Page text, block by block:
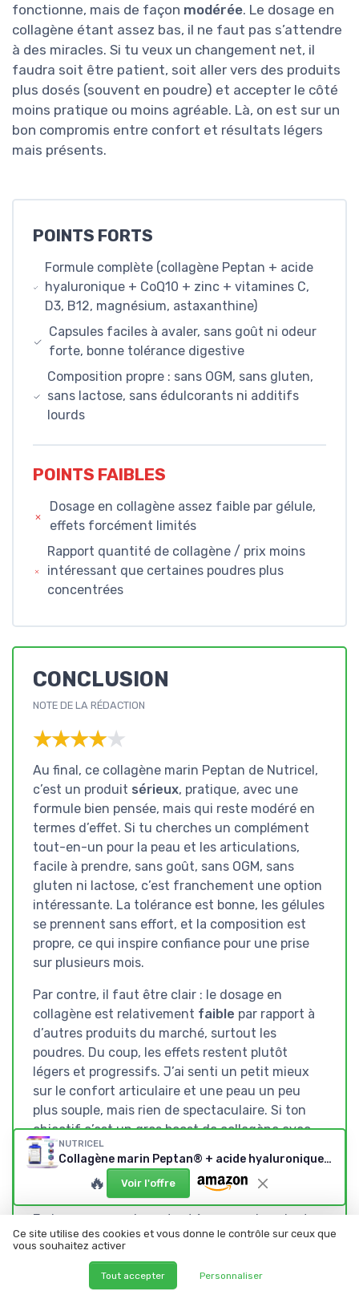
fonctionne, mais de façon modérée. Le dosage en
collagène étant assez bas, il ne faut pas s’attendre
à des miracles. Si tu veux un changement net, il
faudra soit être patient, soit aller vers des produits
plus dosés (souvent en poudre) et accepter le côté
moins pratique ou moins agréable. Là, on est sur un
bon compromis entre confort et résultats légers
mais présents.
POINTS FORTS
Formule complète (collagène Peptan + acide
hyaluronique + CoQ10 + zinc + vitamines C,
D3, B12, magnésium, astaxanthine)
Capsules faciles à avaler, sans goût ni odeur
forte, bonne tolérance digestive
Composition propre : sans OGM, sans gluten,
sans lactose, sans édulcorants ni additifs
lourds
POINTS FAIBLES
Dosage en collagène assez faible par gélule,
effets forcément limités
Rapport quantité de collagène / prix moins
intéressant que certaines poudres plus
concentrées
CONCLUSION
NOTE DE LA RÉDACTION
★★★★★
★★★★★
Au final, ce collagène marin Peptan de Nutricel,
c’est un produit sérieux, pratique, avec une
formule bien pensée, mais qui reste modéré en
termes d’effet. Si tu cherches un complément
tout-en-un pour la peau et les articulations,
facile à prendre, sans goût, sans OGM, sans
gluten ni lactose, c’est franchement une option
intéressante. La tolérance est bonne, les gélules
se prennent sans effort, et la composition est
propre, ce qui inspire confiance pour une prise
sur plusieurs mois.
Par contre, il faut être clair : le dosage en
collagène est relativement faible par rapport à
d’autres produits du marché, surtout les
poudres. Du coup, les effets restent plutôt
légers et progressifs. J’ai senti un petit mieux
sur le confort articulaire et une peau un peu
plus souple, mais rien de spectaculaire. Si ton
objectif c’est un gros boost de collagène avec
des résultats très marqués, tu feras sans doute
mieux avec un produit plus concentré, quitte à
sacrifier un peu le côté pratique ou le goût.
Je le recommande surtout à ceux qui veulent :
un complément global
peau/articulations/antioxydants, qui se prend
facilement tous les jours, et qui privilégient la
NUTRICEL
Collagène marin Peptan® + acide hyaluronique & vitamines
🔥 Voir l'offre
Ce site utilise des cookies et vous donne le contrôle sur ceux que
vous souhaitez activer
Tout accepter Personnaliser